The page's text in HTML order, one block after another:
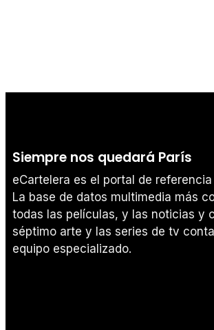
Siempre nos quedará París
eCartelera es el portal de referencia
La base de datos multimedia más
todas las películas, y las noticias y
séptimo arte y las series de tv
equipo especializado.